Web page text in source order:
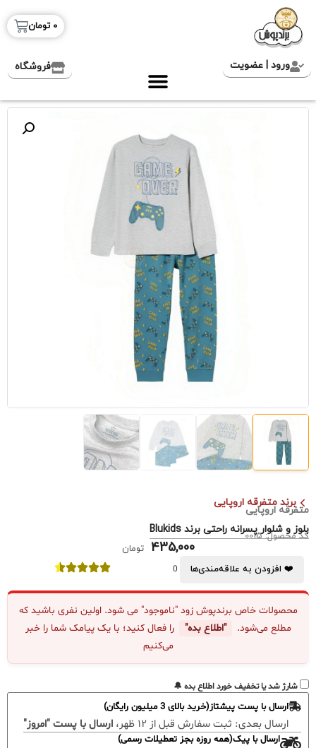
0 تومان
ورود | عضویت فروشگاه
برند متفرقه اروپایی
متفرقه اروپایی
بلوز و شلوار پسرانه راحتی برند Blukids
کد محصول: 0015
435,000 تومان
❤️ افزودن به علاقه‌مندی‌ها
0
محصولات خاص برندپوش زود "ناموجود" می شود. اولین نفری باشید که
مطلع می‌شود.
"اطلاع بده"
را فعال کنید؛ با یک پیامک شما را خبر
می‌کنیم
شارژ شد یا تخفیف خورد اطلاع بده 🔔
ارسال با پست پیشتاز(خرید بالای 3 میلیون رایگان)
ارسال بعدی: ثبت سفارش قبل از ۱۲ ظهر، ارسال با پست "امروز"
ارسال با پیک(همه روزه بجز تعطیلات رسمی)